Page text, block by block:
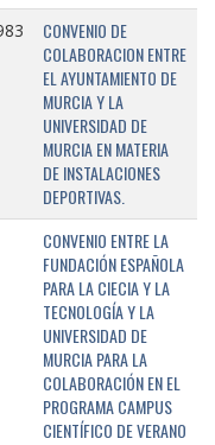
CONVENIO DE
COLABORACION ENTRE
EL AYUNTAMIENTO DE
MURCIA Y LA
UNIVERSIDAD DE
MURCIA EN MATERIA
DE INSTALACIONES
DEPORTIVAS.
CONVENIO ENTRE LA
FUNDACIÓN ESPAÑOLA
PARA LA CIECIA Y LA
TECNOLOGÍA Y LA
UNIVERSIDAD DE
MURCIA PARA LA
COLABORACIÓN EN EL
PROGRAMA CAMPUS
CIENTÍFICO DE VERANO